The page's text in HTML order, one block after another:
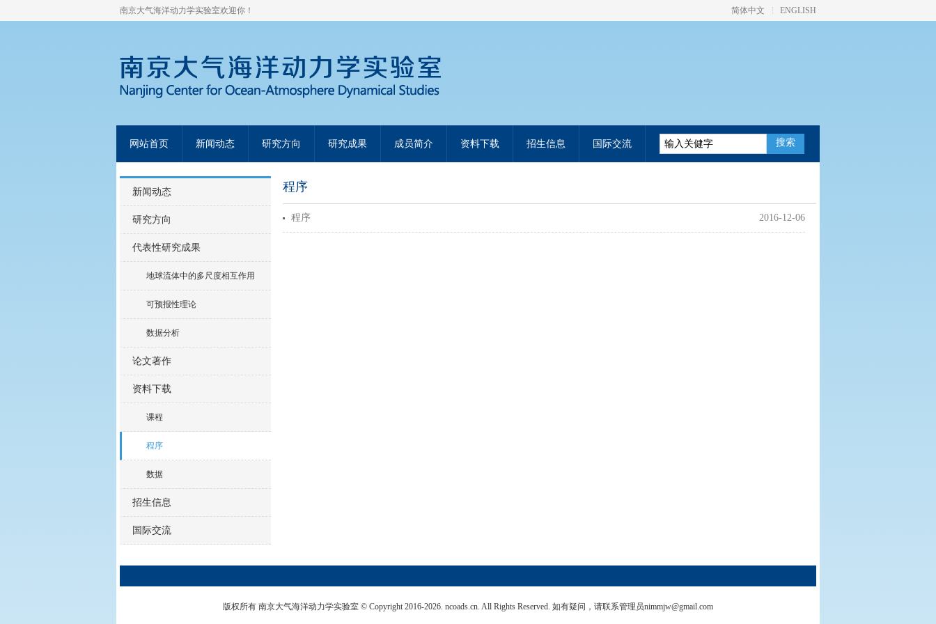
南京大气海洋动力学实验室欢迎你！ ENGLISH
简体中文
网站首页 新闻动态 研究方向 研究成果 成员简介 资料下载 招生信息 国际交流 搜索
新闻动态
研究方向
代表性研究成果
地球流体中的多尺度相互作用
可预报性理论
数据分析
论文著作
资料下载
课程
程序
数据
招生信息
国际交流
程序
程序 2016-12-06
版权所有 南京大气海洋动力学实验室 © Copyright 2016-2026. ncoads.cn. All Rights Reserved. 如有疑问，请联系管理员nimmjw@gmail.com